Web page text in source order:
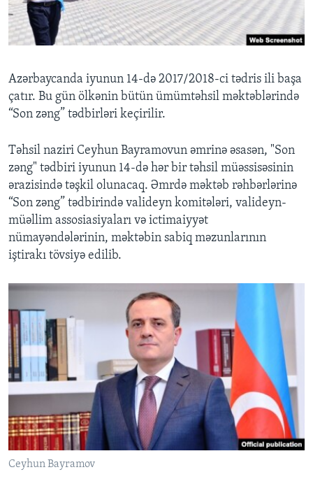
BIZI IZLƏYIN
Dillər
Azərbaycanda iyunun 14-də 2017/2018-ci tədris ili başa
çatır. Bu gün ölkənin bütün ümümtəhsil məktəblərində
“Son zəng” tədbirləri keçirilir.
Təhsil naziri Ceyhun Bayramovun əmrinə əsasən, "Son
zəng" tədbiri iyunun 14-də hər bir təhsil müəssisəsinin
ərazisində təşkil olunacaq. Əmrdə məktəb rəhbərlərinə
“Son zəng” tədbirində valideyn komitələri, valideyn-
müəllim assosiasiyaları və ictimaiyyət
nümayəndələrinin, məktəbin sabiq məzunlarının
iştirakı tövsiyə edilib.
Ceyhun Bayramov